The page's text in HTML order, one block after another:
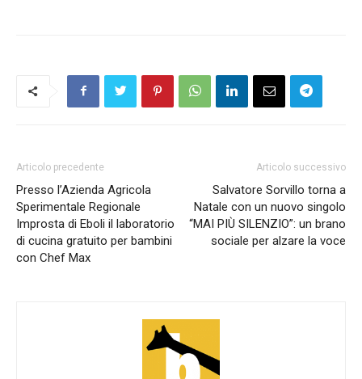
Articolo precedente
Presso l’Azienda Agricola
Sperimentale Regionale
Improsta di Eboli il laboratorio
di cucina gratuito per bambini
con Chef Max
Articolo successivo
Salvatore Sorvillo torna a
Natale con un nuovo singolo
“MAI PIÙ SILENZIO”: un brano
sociale per alzare la voce